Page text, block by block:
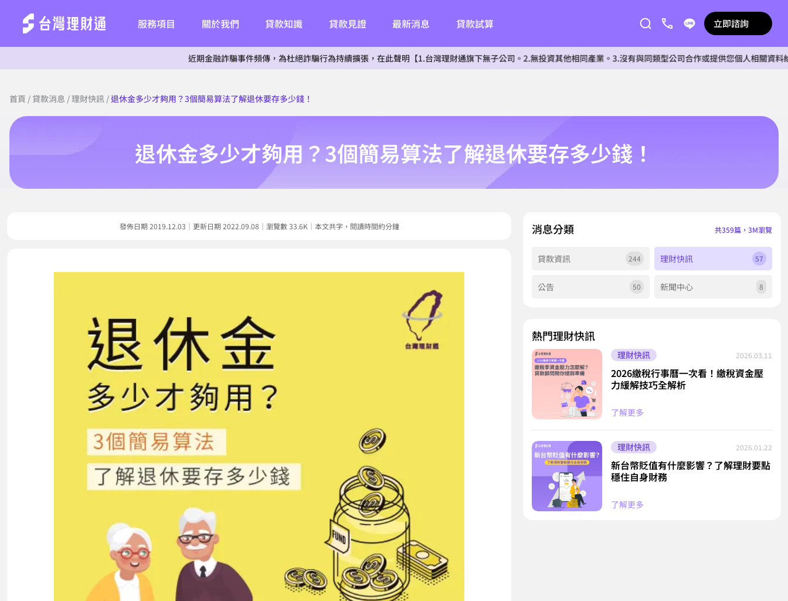
服務項目 關於我們 貸款知識 貸款見證 最新消息 貸款試算 立即諮詢
近期金融詐騙事件頻傳，為杜絕詐騙行為持續擴張，在此聲明【1.台灣理財通旗下無子公司。2.無投資其他相同產業。3.沒有與同類型公司合作或提供您個人相關資料給任何單
首頁 / 貸款消息 /理財快訊 /退休金多少才夠用？3個簡易算法了解退休要存多少錢！
退休金多少才夠用？3個簡易算法了解退休要存多少錢！
發佈日期 2019.12.03｜更新日期 2022.09.08｜瀏覽數 33.6K｜本文共字，閱讀時間約分鐘 消息分類 共359篇，3M瀏覽
貸款資訊 244 理財快訊 57
公告 50 新聞中心 8
熱門理財快訊
理財快訊 2026.03.11
2026繳稅行事曆一次看！繳稅資金壓
力緩解技巧全解析
了解更多
理財快訊 2026.01.22
新台幣貶值有什麼影響？了解理財要點
穩住自身財務
了解更多